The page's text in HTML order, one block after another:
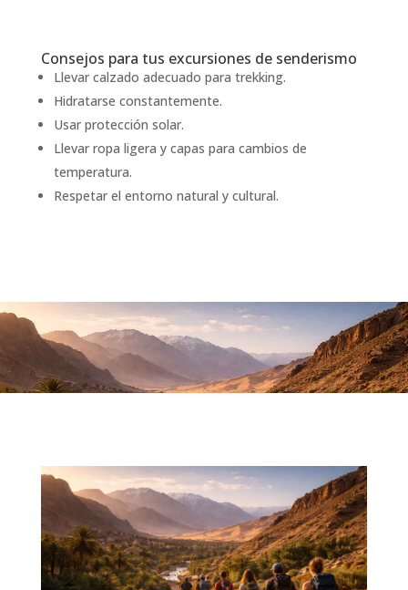
Consejos para tus excursiones de senderismo
Llevar calzado adecuado para trekking.
Hidratarse constantemente.
Usar protección solar.
Llevar ropa ligera y capas para cambios de
temperatura.
Respetar el entorno natural y cultural.